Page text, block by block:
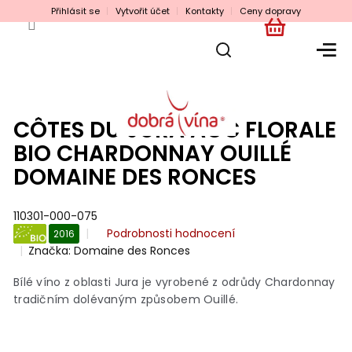
na
Přihlásit se Vytvořit účet Kontakty Ceny dopravy
NÁKUPNÍ
CÔTES DU JURA AOC FLORALE
BIO CHARDONNAY OUILLÉ
DOMAINE DES RONCES
110301-000-075
BIO
2016
Průměrné
hodnocení
je
0,0
z
Podrobnosti hodnocení
Značka:Domaine des Ronces
Bílé víno z oblasti Jura je vyrobené z odrůdy Chardonnay
tradičním dolévaným způsobem Ouillé.